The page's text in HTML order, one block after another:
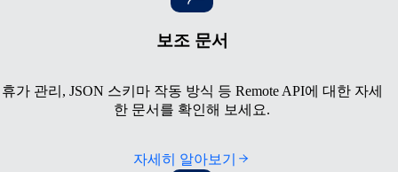
보조 문서
휴가 관리, JSON 스키마 작동 방식 등 Remote API에 대한 자세
한 문서를 확인해 보세요.
자세히 알아보기